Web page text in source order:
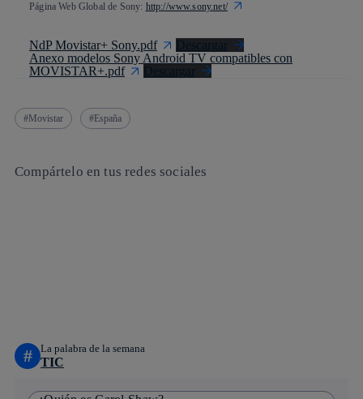
Página Web Global de Sony: http://www.sony.net/
NdP Movistar+ Sony.pdf
Descargar
Anexo modelos Sony Android TV compatibles con
MOVISTAR+.pdf
Descargar
Movistar España
Compártelo en tus redes sociales
# La palabra de la semana
TIC